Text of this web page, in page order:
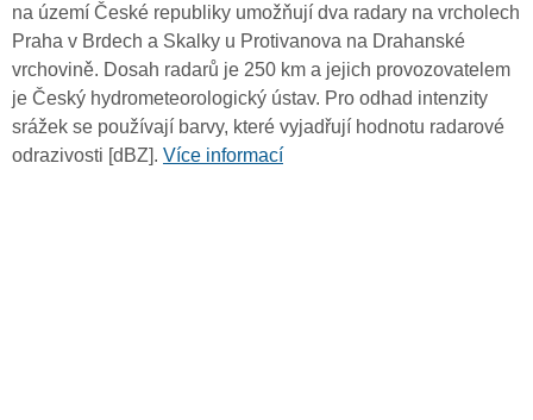
na území České republiky umožňují dva radary na vrcholech
Praha v Brdech a Skalky u Protivanova na Drahanské
vrchovině. Dosah radarů je 250 km a jejich provozovatelem
je Český hydrometeorologický ústav. Pro odhad intenzity
srážek se používají barvy, které vyjadřují hodnotu radarové
odrazivosti [dBZ]. Více informací